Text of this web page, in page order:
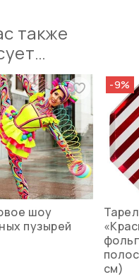
также
шоу
пузырей
-9%
см)